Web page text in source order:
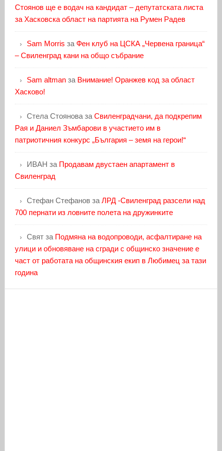
Стоянов ще е водач на кандидат – депутатската листа
за Хасковска област на партията на Румен Радев
Sam Morris за Фен клуб на ЦСКА „Червена граница“
– Свиленград кани на общо събрание
Sam altmanза Внимание! Оранжев код за област
Хасково!
Стела Стояноваза Свиленградчани, да подкрепим
Рая и Даниел Зъмбарови в участието им в
патриотичния конкурс „България – земя на герои!“
ИВАН за Продавам двустаен апартамент в
Свиленград
Стефан Стефановза ЛРД -Свиленград разсели над
700 пернати из ловните полета на дружинките
Святза Подмяна на водопроводи, асфалтиране на
улици и обновяване на сгради с общинско значение е
част от работата на общинския екип в Любимец за тази
година